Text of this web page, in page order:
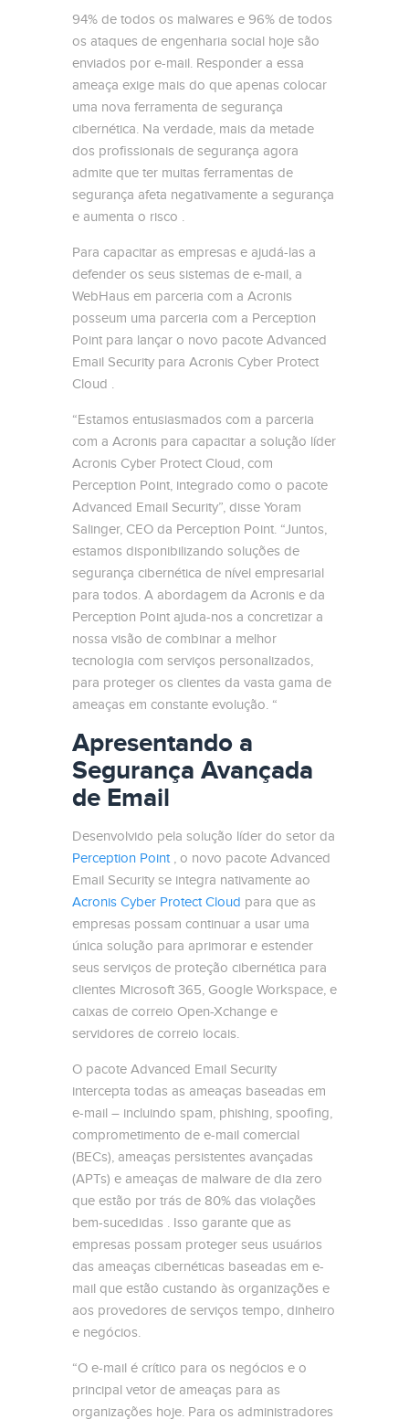
94% de todos os malwares e 96% de todos
os ataques de engenharia social hoje são
enviados por e-mail. Responder a essa
ameaça exige mais do que apenas colocar
uma nova ferramenta de segurança
cibernética. Na verdade, mais da metade
dos profissionais de segurança agora
admite que ter muitas ferramentas de
segurança afeta negativamente a segurança
e aumenta o risco .
Para capacitar as empresas e ajudá-las a
defender os seus sistemas de e-mail, a
WebHaus em parceria com a Acronis
posseum uma parceria com a Perception
Point para lançar o novo pacote Advanced
Email Security para Acronis Cyber ​​Protect
Cloud .
“Estamos entusiasmados com a parceria
com a Acronis para capacitar a solução líder
Acronis Cyber ​​Protect Cloud, com
Perception Point, integrado como o pacote
Advanced Email Security”, disse Yoram
Salinger, CEO da Perception Point. “Juntos,
estamos disponibilizando soluções de
segurança cibernética de nível empresarial
para todos. A abordagem da Acronis e da
Perception Point ajuda-nos a concretizar a
nossa visão de combinar a melhor
tecnologia com serviços personalizados,
para proteger os clientes da vasta gama de
ameaças em constante evolução. “
Apresentando a
Segurança Avançada
de Email
Desenvolvido pela solução líder do setor da
Perception Point, o novo pacote Advanced
Email Security se integra nativamente ao
Acronis Cyber ​​Protect Cloud para que as
empresas possam continuar a usar uma
única solução para aprimorar e estender
seus serviços de proteção cibernética para
clientes Microsoft 365, Google Workspace, e
caixas de correio Open-Xchange e
servidores de correio locais.
O pacote Advanced Email Security
intercepta todas as ameaças baseadas em
e-mail – incluindo spam, phishing, spoofing,
comprometimento de e-mail comercial
(BECs), ameaças persistentes avançadas
(APTs) e ameaças de malware de dia zero
que estão por trás de 80% das violações
bem-sucedidas . Isso garante que as
empresas possam proteger seus usuários
das ameaças cibernéticas baseadas em e-
mail que estão custando às organizações e
aos provedores de serviços tempo, dinheiro
e negócios.
“O e-mail é crítico para os negócios e o
principal vetor de ameaças para as
organizações hoje. Para os administradores